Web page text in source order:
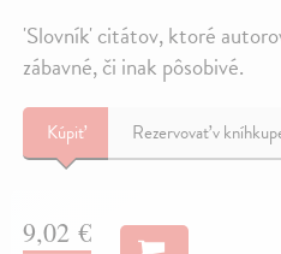
'Slovník' citátov, ktoré
zábavné, či inak pôsobivé.
Kúpiť Rezervovať v
9,02 €